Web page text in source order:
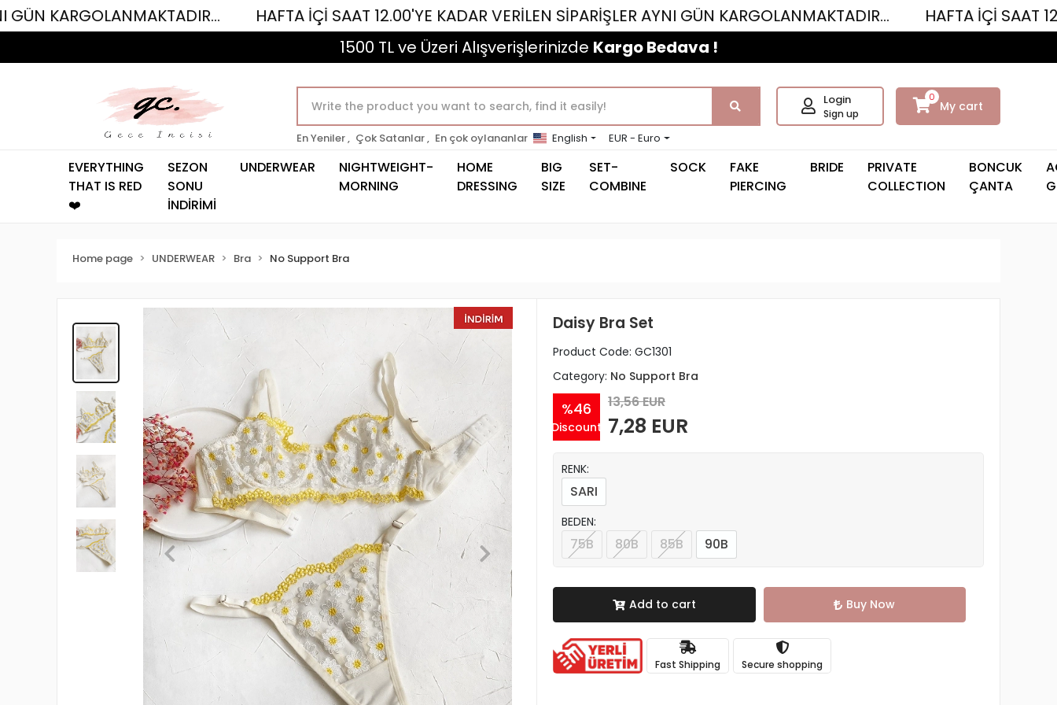
HAFTA İÇİ SAAT 12.00'YE KADAR VERİLEN SİPARİŞLER AYNI GÜN KARGOLANMAKTADIR...
HAFTA İÇİ SAAT 12.00'YE
1500 TL ve Üzeri Alışverişlerinizde Kargo Bedava !
En Yeniler , Çok Satanlar , En çok oylananlar English EUR - Euro
Login
Sign up
0
My cart
EVERYTHING
THAT IS RED
❤️
SEZON
SONU
İNDİRİMİ
UNDERWEAR
NIGHTWEIGHT-
MORNING
HOME
DRESSING
BIG
SIZE
SET-
COMBINE
SOCK
FAKE
PIERCING
BRIDE
PRIVATE
COLLECTION
BONCUK
ÇANTA
Home page UNDERWEAR Bra No Support Bra
Daisy Bra Set
Product Code: GC1301
Category: No Support Bra
%46
Discount
13,56 EUR
7,28 EUR
RENK:
SARI
BEDEN:
75B 80B 85B 90B
Add to cart Buy Now
Fast Shipping Secure shopping